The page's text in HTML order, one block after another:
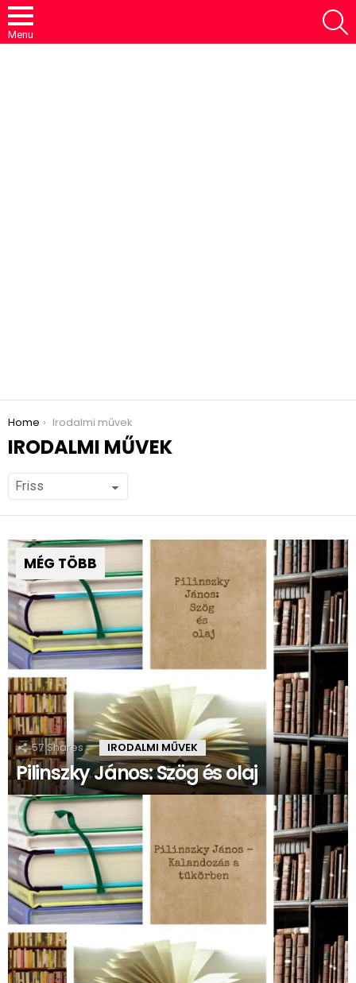
Menu
You are here:
Home Irodalmi művek
IRODALMI MŰVEK
MÉG TÖBB
57 Shares IRODALMI MŰVEK
Pilinszky János: Szög és olaj